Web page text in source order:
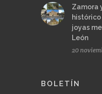
Zamora
joyas
León
20
BOLETÍN